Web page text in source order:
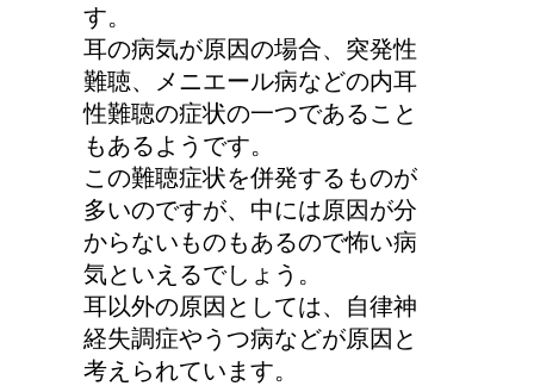
す。
耳の病気が原因の場合、突発性
難聴、メニエール病などの内耳
性難聴の症状の一つであること
もあるようです。
この難聴症状を併発するものが
多いのですが、中には原因が分
からないものもあるので怖い病
気といえるでしょう。
耳以外の原因としては、自律神
経失調症やうつ病などが原因と
考えられています。